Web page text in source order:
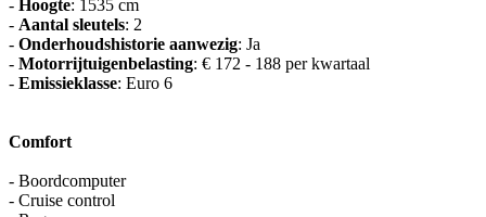
- Hoogte: 1535 cm
- Aantal sleutels: 2
- Onderhoudshistorie aanwezig: Ja
- Motorrijtuigenbelasting: € 172 - 188 per kwartaal
- Emissieklasse: Euro 6
Comfort
- Boordcomputer
- Cruise control